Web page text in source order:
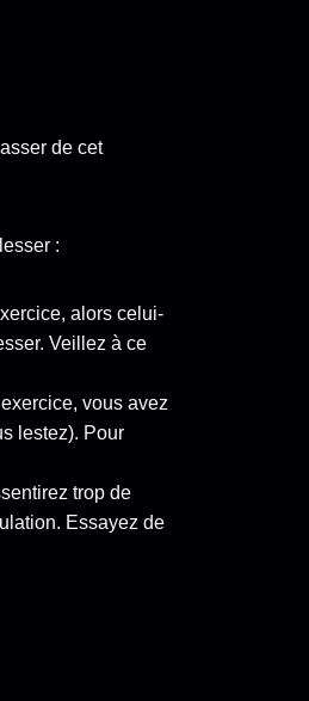
de cet
:
alors celui-
Veillez à ce
vous avez
lestez). Pour
trop de
Essayez de